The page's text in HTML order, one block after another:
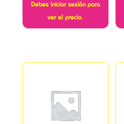
Debes iniciar sesión para
ver el precio.